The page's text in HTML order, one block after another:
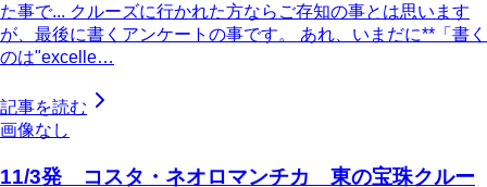
た事で... クルーズに行かれた方ならご存知の事とは思います
が、最後に書くアンケートの事です。 あれ、いまだに**「書く
のは"excelle…
記事を読む
画像なし
11/3発 コスタ・ネオロマンチカ 東の宝珠クルー